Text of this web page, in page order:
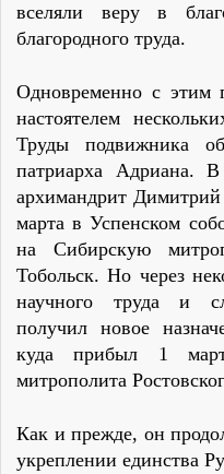
вселяли веру в
благородного труда.
Одновременно с этим
настоятелем
Труды подвижника
патриарха Адриана.
архимандрит
марта в Успенском
на Сибирскую
Тобольск. Но через
научного труда и
получил новое
куда прибыл 1
митрополита
Как и прежде, он
укреплении единства